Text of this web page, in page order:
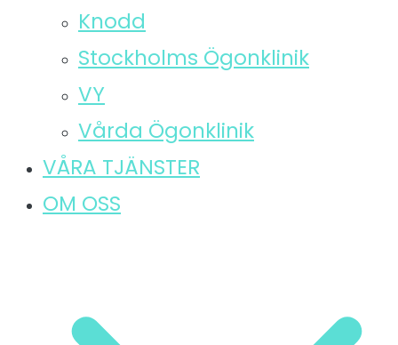
Knodd
Stockholms Ögonklinik
VY
Vårda Ögonklinik
VÅRA TJÄNSTER
OM OSS